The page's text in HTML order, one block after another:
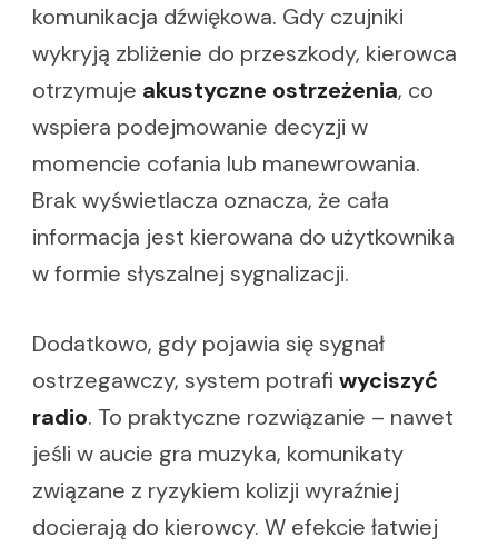
komunikacja dźwiękowa. Gdy czujniki
wykryją zbliżenie do przeszkody, kierowca
otrzymuje akustyczne ostrzeżenia, co
wspiera podejmowanie decyzji w
momencie cofania lub manewrowania.
Brak wyświetlacza oznacza, że cała
informacja jest kierowana do użytkownika
w formie słyszalnej sygnalizacji.
Dodatkowo, gdy pojawia się sygnał
ostrzegawczy, system potrafi wyciszyć
radio. To praktyczne rozwiązanie – nawet
jeśli w aucie gra muzyka, komunikaty
związane z ryzykiem kolizji wyraźniej
docierają do kierowcy. W efekcie łatwiej